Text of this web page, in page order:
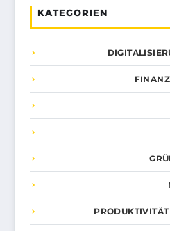
KATEGORIEN